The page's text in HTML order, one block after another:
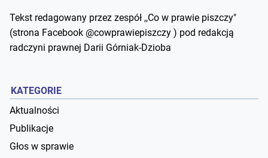
Tekst redagowany przez zespół ,,Co w prawie piszczy"
(strona Facebook @cowprawiepiszczy ) pod redakcją
radczyni prawnej Darii Górniak-Dzioba
KATEGORIE
Aktualności
Publikacje
Głos w sprawie